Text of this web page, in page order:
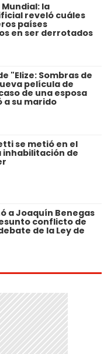
la
reveló cuáles
países
en ser derrotados
"Elize: Sombras de
película de
de una esposa
a su marido
se metió en el
inhabilitación de
a Joaquín Benegas
conflicto de
de la Ley de